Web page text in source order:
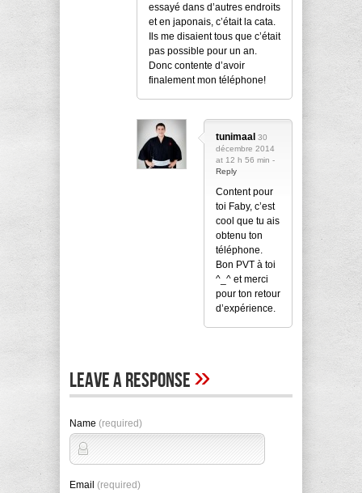
essayé dans d’autres endroits
et en japonais, c’était la cata.
Ils me disaient tous que c’était
pas possible pour un an.
Donc contente d’avoir
finalement mon téléphone!
tunimaal 30
décembre 2014
at 12 h 56 min -
Reply
Content pour
toi Faby, c’est
cool que tu ais
obtenu ton
téléphone.
Bon PVT à toi
^_^ et merci
pour ton retour
d’expérience.
Leave A Response»
Name (required)
Email (required)